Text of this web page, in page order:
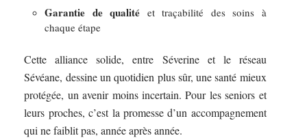
Garantie de qualité et traçabilité des soins à
chaque étape
Cette alliance solide, entre Séverine et le réseau
Sévéane, dessine un quotidien plus sûr, une santé mieux
protégée, un avenir moins incertain. Pour les seniors et
leurs proches, c’est la promesse d’un accompagnement
qui ne faiblit pas, année après année.